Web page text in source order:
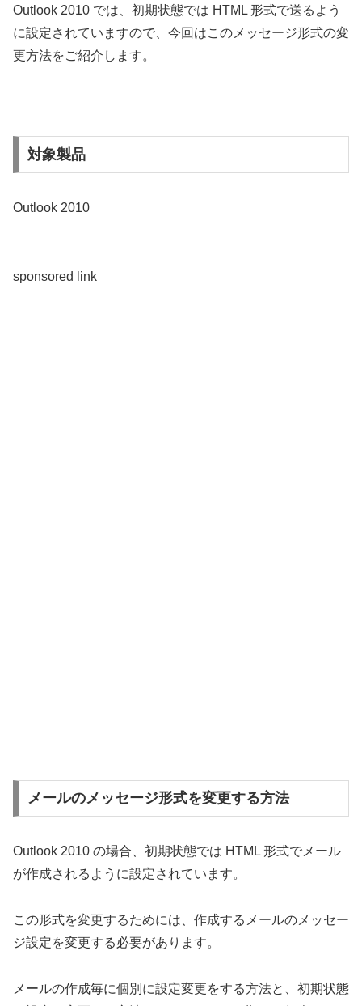
Outlook 2010 では、初期状態では HTML 形式で送るよう
に設定されていますので、今回はこのメッセージ形式の変
更方法をご紹介します。
対象製品
Outlook 2010
sponsored link
メールのメッセージ形式を変更する方法
Outlook 2010 の場合、初期状態では HTML 形式でメール
が作成されるように設定されています。
この形式を変更するためには、作成するメールのメッセー
ジ設定を変更する必要があります。
メールの作成毎に個別に設定変更をする方法と、初期状態